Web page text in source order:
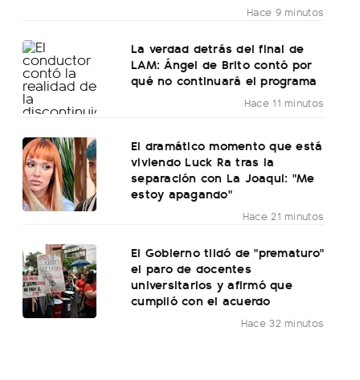
Hace 9 minutos
La verdad detrás del final de
LAM: Ángel de Brito contó por
qué no continuará el programa
Hace 11 minutos
El dramático momento que está
viviendo Luck Ra tras la
separación con La Joaqui: "Me
estoy apagando"
Hace 21 minutos
El Gobierno tildó de "prematuro"
el paro de docentes
universitarios y afirmó que
cumplió con el acuerdo
Hace 32 minutos